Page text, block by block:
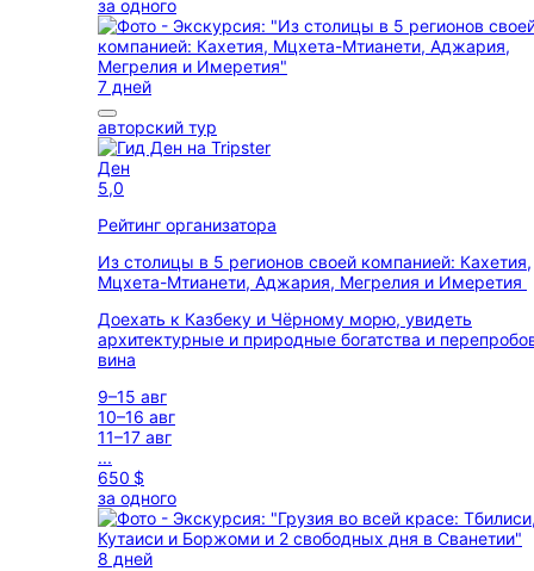
за одного
7 дней
авторский тур
Ден
5,0
Рейтинг организатора
Из столицы в 5 регионов своей компанией: Кахетия,
Мцхета-Мтианети, Аджария, Мегрелия и Имеретия
Доехать к Казбеку и Чёрному морю, увидеть
архитектурные и природные богатства и
вина
9–15 авг
10–16 авг
11–17 авг
...
650 $
за одного
8 дней